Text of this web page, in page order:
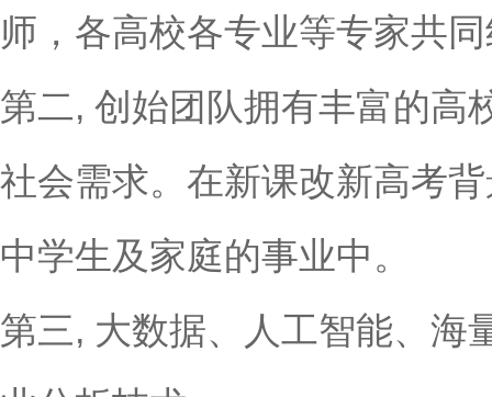
师，各高校各专业等专家共
第二, 创始团队拥有丰富的高
社会需求。在新课改新高考
中学生及家庭的事业中。
第三, 大数据、人工智能、海